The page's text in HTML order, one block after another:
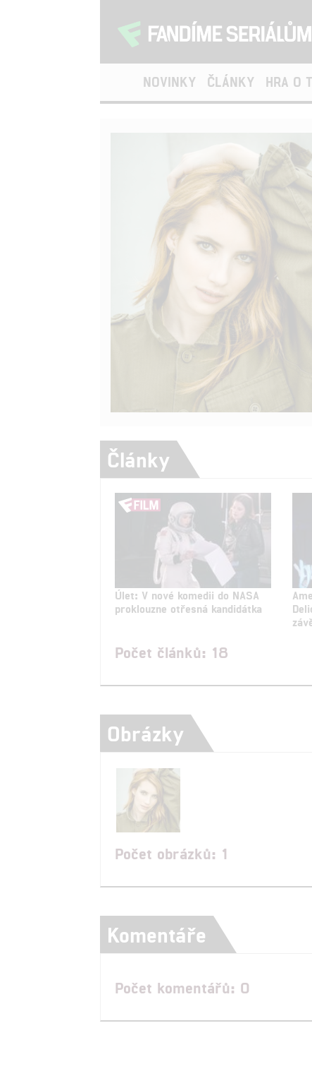
NOVINKY ČLÁNKY HRA O
Články
Úlet: V nové komedii do NASA
proklouzne otřesná kandidátka
Počet článků: 18
Obrázky
Počet obrázků: 1
Komentáře
Počet komentářů: 0